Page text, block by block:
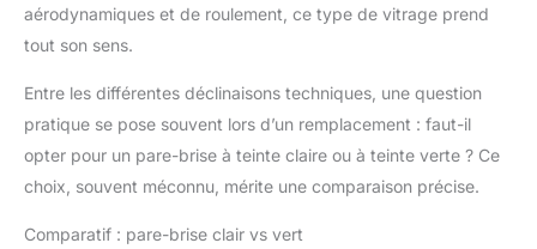
aérodynamiques et de roulement, ce type de vitrage prend
tout son sens.
Entre les différentes déclinaisons techniques, une question
pratique se pose souvent lors d’un remplacement : faut-il
opter pour un pare-brise à teinte claire ou à teinte verte ? Ce
choix, souvent méconnu, mérite une comparaison précise.
Comparatif : pare-brise clair vs vert